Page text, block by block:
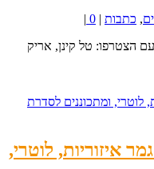
, כתבות |
0
|
הצטרפו: טל קינן, אריק
איזוריות, לוטרי,